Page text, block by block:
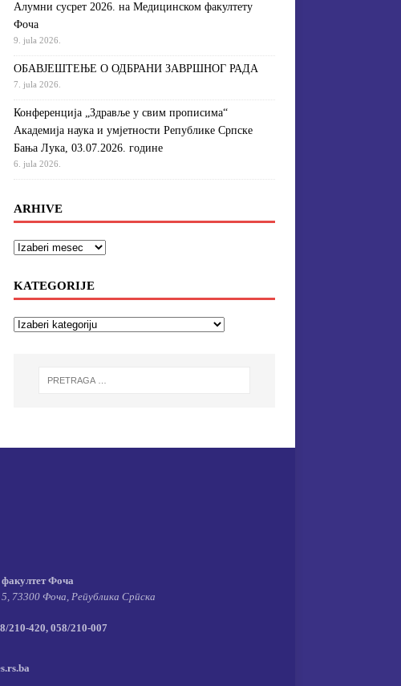
Алумни сусрет 2026. на Медицинском факултету
Фоча
9. jula 2026.
ОБАВЈЕШТЕЊЕ О ОДБРАНИ ЗАВРШНОГ РАДА
7. jula 2026.
Конференција „Здравље у свим прописима“
Академија наука и умјетности Републике Српске
Бања Лука, 03.07.2026. године
6. jula 2026.
ARHIVE
KATEGORIJE
Фоча
73300 Фоча, Република Српска
210-420, 058/210-007